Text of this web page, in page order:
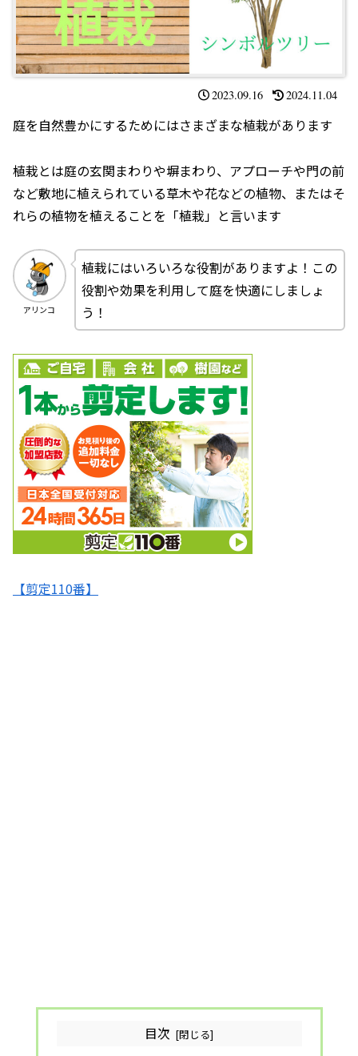
2023.09.16 2024.11.04
庭を自然豊かにするためにはさまざまな植栽があります
植栽とは庭の玄関まわりや塀まわり、アプローチや門の前
など敷地に植えられている草木や花などの植物、またはそ
れらの植物を植えることを「植栽」と言います
アリンコ
植栽にはいろいろな役割がありますよ！この
役割や効果を利用して庭を快適にしましょ
う！
【剪定110番】
目次